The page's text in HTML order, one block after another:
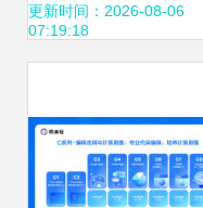
中心与孵化器正式
更新时间：2026-08-06
07:19:18